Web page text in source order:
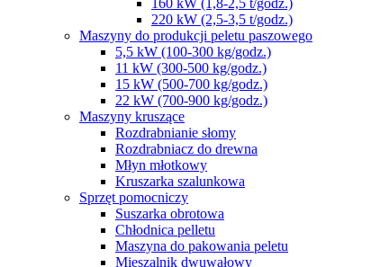
160 kW (1,8-2,5 t/godz.)
220 kW (2,5-3,5 t/godz.)
Maszyny do produkcji peletu paszowego
5,5 kW (100-300 kg/godz.)
11 kW (300-500 kg/godz.)
15 kW (500-700 kg/godz.)
22 kW (700-900 kg/godz.)
Maszyny kruszące
Rozdrabnianie słomy
Rozdrabniacz do drewna
Młyn młotkowy
Kruszarka szalunkowa
Sprzęt pomocniczy
Suszarka obrotowa
Chłodnica pelletu
Maszyna do pakowania peletu
Mieszalnik dwuwałowy